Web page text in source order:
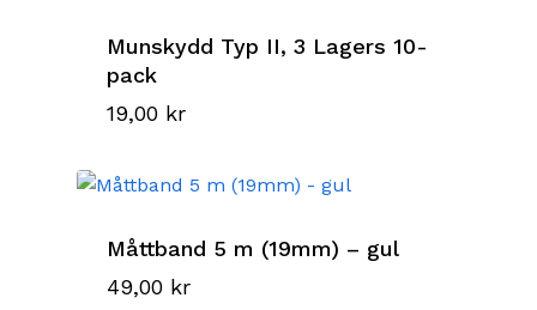
Munskydd Typ II, 3 Lagers 10-
pack
19,00 kr
Måttband 5 m (19mm) – gul
49,00 kr